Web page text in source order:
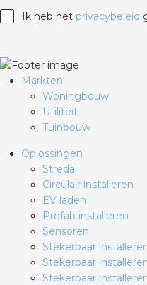
Ik heb het privacybeleid
Markten
Woningbouw
Utiliteit
Tuinbouw
Oplossingen
Streda
Circulair installeren
EV laden
Prefab installeren
Sensoren
Stekerbaar
Stekerbaar
Stekerbaar